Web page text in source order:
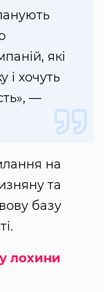
які
і хочуть
—
на
та
базу
лохини